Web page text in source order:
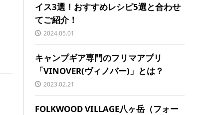
イス3選！おすすめレシピ5選と合わせ
てご紹介！
2024.05.01
キャンプギア専門のフリマアプリ
「VINOVER(ヴィノバー)」とは？
2023.02.21
FOLKWOOD VILLAGE八ヶ岳（フォー